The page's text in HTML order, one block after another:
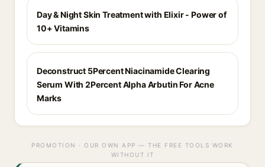
Day & Night Skin Treatment with Elixir - Power of
10+ Vitamins
Deconstruct 5Percent Niacinamide Clearing
Serum With 2Percent Alpha Arbutin For Acne
Marks
PROMOTION · OUR OWN APP — THE FREE TOOLS WORK
WITHOUT IT